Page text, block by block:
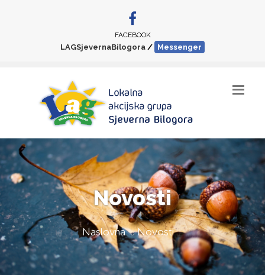
FACEBOOK
LAGSjevernaBilogora / Messenger
Novosti
Naslovna Novosti